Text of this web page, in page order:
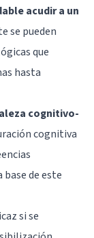
acudir a un
se pueden
que
hasta
cognitivo-
cognitiva
de este
si se